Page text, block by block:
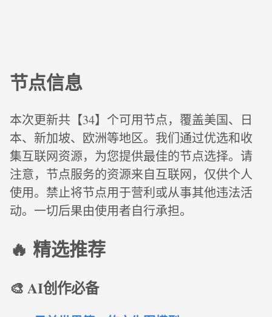
节点信息
本次更新共【34】个可用节点，覆盖美国、日
本、新加坡、欧洲等地区。我们通过优选和收
集互联网资源，为您提供最佳的节点选择。请
注意，节点服务的资源来自互联网，仅供个人
使用。禁止将节点用于营利或从事其他违法活
动。一切后果由使用者自行承担。
🔥 精选推荐
🎨 AI创作必备